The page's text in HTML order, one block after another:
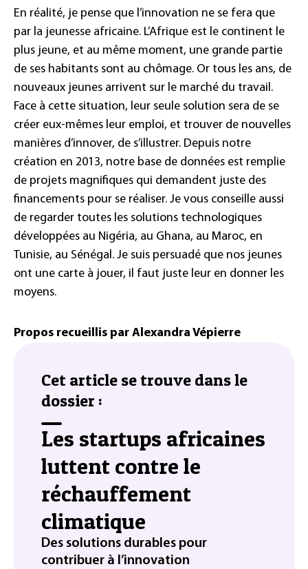
En réalité, je pense que l’innovation ne se fera que
par la jeunesse africaine. L’Afrique est le continent le
plus jeune, et au même moment, une grande partie
de ses habitants sont au chômage. Or tous les ans, de
nouveaux jeunes arrivent sur le marché du travail.
Face à cette situation, leur seule solution sera de se
créer eux-mêmes leur emploi, et trouver de nouvelles
manières d’innover, de s’illustrer. Depuis notre
création en 2013, notre base de données est remplie
de projets magnifiques qui demandent juste des
financements pour se réaliser. Je vous conseille aussi
de regarder toutes les solutions technologiques
développées au Nigéria, au Ghana, au Maroc, en
Tunisie, au Sénégal. Je suis persuadé que nos jeunes
ont une carte à jouer, il faut juste leur en donner les
moyens.
Propos recueillis par Alexandra Vépierre
Cet article se trouve dans le
dossier :
Les startups africaines
luttent contre le
réchauffement
climatique
Des solutions durables pour
contribuer à l’innovation